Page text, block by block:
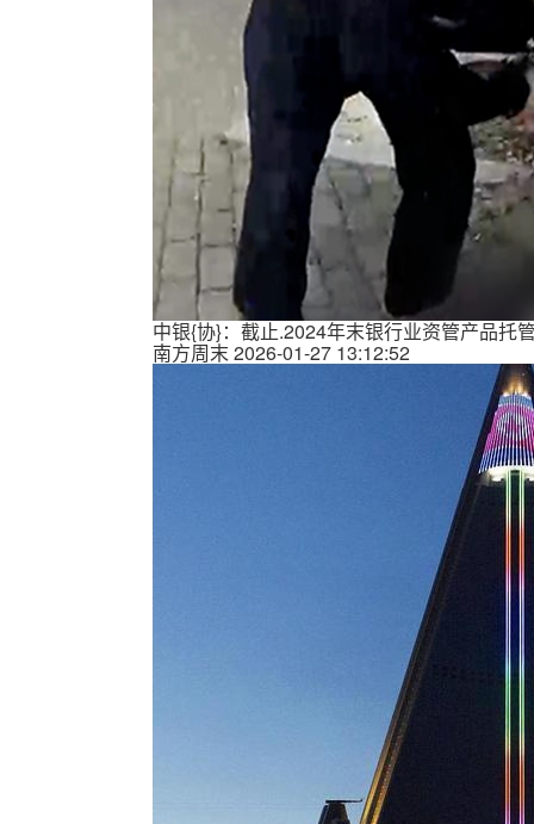
中银{协}：截止.2024年末银行业资管产品托
南方周末2026-01-27 13:12:52